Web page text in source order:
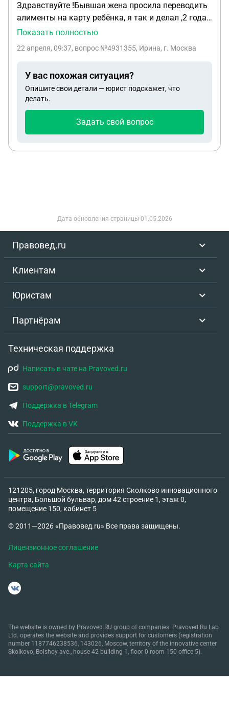
Здравствуйте !Бывшая жена просила переводить
алименты на карту ребёнка, я так и делал ,2 года .
При переводе указывал что алименты за такой то
лицу алименты, теперь она говорит что я не
быть ?!
Показать полностью
22 апреля, 09:37, вопрос №4931355, Ирина, г. Москва
У вас похожая ситуация?
Опишите свои детали — юрист подскажет, что
делать.
Задать свой вопрос
Дата обновления страницы 01.05.2026
Правовед.ru
Клиентам
Юристам
Партнёрам
Техническая поддержка
Написать в чате на Pravoved.ru
support@pravoved.ru
Поддержка в Telegram
Поддержка в VK
121205, город Москва, территория Сколково инновационного
центра, Большой бульвар, дом 42 строение 1, этаж 0,
помещение 150, кабинет 5
© 2011—2026 «Правовед.ru» Все права защищены.
Лицензионное соглашение
Карта сайта
The website is owned by Pravoved.RU group of companies. Pravoved.Ru Lab
Ltd. operates the website and provides support for customers (registration
number 1187746238536, 143026, Moscow, territory of the innovative center
Skolkovo, Bolshoy ave., house 42 building 1, floor 0 room 150 office 5).